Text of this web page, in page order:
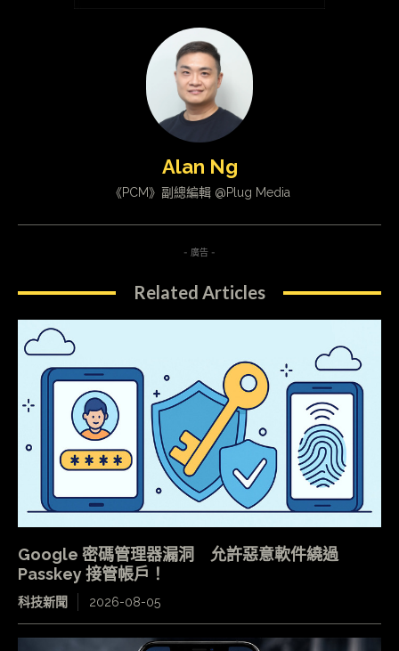
Alan Ng
《PCM》副總編輯 @Plug Media
- 廣告 -
Related Articles
Google 密碼管理器漏洞 允許惡意軟件繞過
Passkey 接管帳戶！
科技新聞 2026-08-05